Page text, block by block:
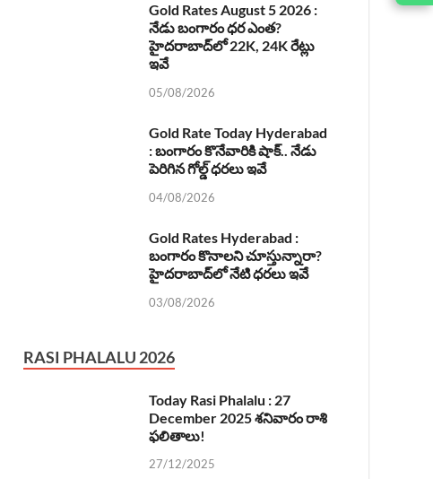
Gold Rates August 5 2026 :
నేడు బంగారం ధర ఎంత?
హైదరాబాద్‌లో 22K, 24K రేట్లు
ఇవే
05/08/2026
Gold Rate Today Hyderabad
: బంగారం కొనేవారికి షాక్.. నేడు
పెరిగిన గోల్డ్ ధరలు ఇవే
04/08/2026
Gold Rates Hyderabad :
బంగారం కొనాలని చూస్తున్నారా?
హైదరాబాద్‌లో నేటి ధరలు ఇవే
03/08/2026
RASI PHALALU 2026
Today Rasi Phalalu : 27
December 2025 శనివారం రాశి
ఫలితాలు!
27/12/2025